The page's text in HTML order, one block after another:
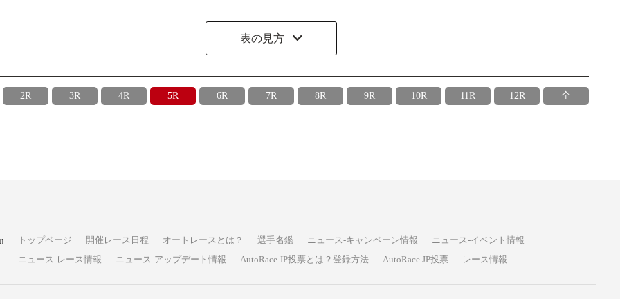
表の見方
2R 3R 4R 5R 6R 7R 8R 9R 10R 11R 12R 全
トップページ 開催レース日程 オートレースとは？ 選手名鑑 ニュース-キャンペーン情報
ニュース-イベント情報
ニュース-レース情報
ニュース-アップデート情報 AutoRace.JP投票とは？登録方法 AutoRace.JP投票 レース情報